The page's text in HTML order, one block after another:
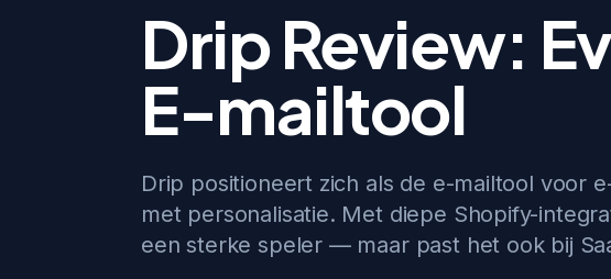
Drip Review:
E-mailtool
Drip positioneert zich als de e-mailtool voor
met personalisatie. Met diepe Shopify-
een sterke speler — maar past het ook bij